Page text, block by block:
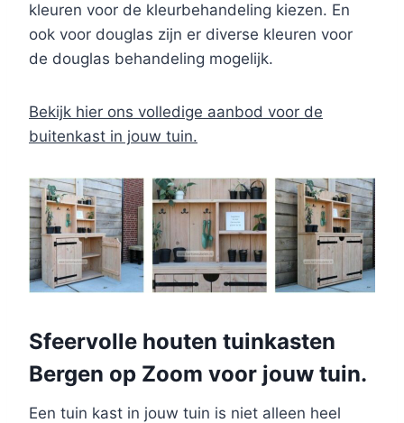
kleuren voor de kleurbehandeling kiezen. En
ook voor douglas zijn er diverse kleuren voor
de douglas behandeling mogelijk.
Bekijk hier ons volledige aanbod voor de
buitenkast in jouw tuin.
Sfeervolle houten tuinkasten
Bergen op Zoom voor jouw tuin.
Een tuin kast in jouw tuin is niet alleen heel